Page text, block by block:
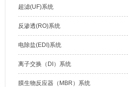
超滤(UF)系统
反渗透(RO)系统
电除盐(EDI)系统
离子交换（DI）系统
膜生物反应器（MBR）系统